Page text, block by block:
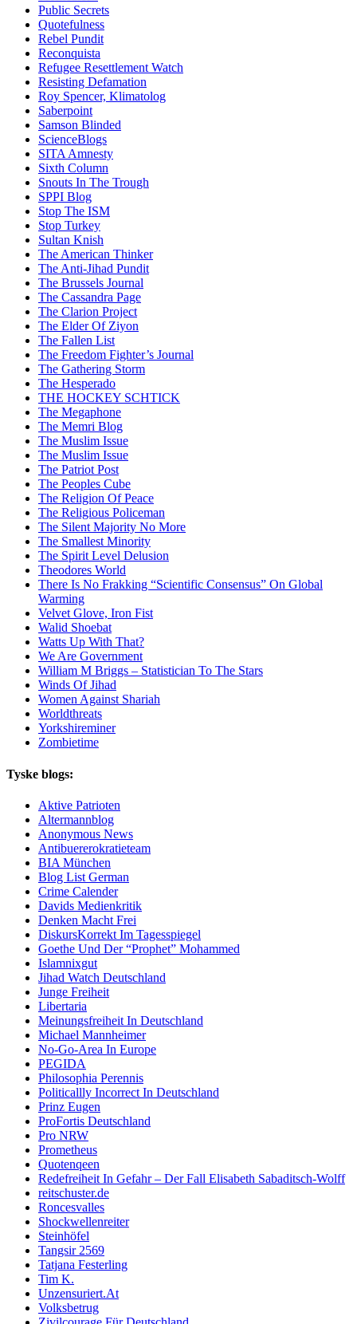
Public Secrets
Quotefulness
Rebel Pundit
Reconquista
Refugee Resettlement Watch
Resisting Defamation
Roy Spencer, Klimatolog
Saberpoint
Samson Blinded
ScienceBlogs
SITA Amnesty
Sixth Column
Snouts In The Trough
SPPI Blog
Stop The ISM
Stop Turkey
Sultan Knish
The American Thinker
The Anti-Jihad Pundit
The Brussels Journal
The Cassandra Page
The Clarion Project
The Elder Of Ziyon
The Fallen List
The Freedom Fighter’s Journal
The Gathering Storm
The Hesperado
THE HOCKEY SCHTICK
The Megaphone
The Memri Blog
The Muslim Issue
The Muslim Issue
The Patriot Post
The Peoples Cube
The Religion Of Peace
The Religious Policeman
The Silent Majority No More
The Smallest Minority
The Spirit Level Delusion
Theodores World
There Is No Frakking “Scientific Consensus” On Global
Warming
Velvet Glove, Iron Fist
Walid Shoebat
Watts Up With That?
We Are Government
William M Briggs – Statistician To The Stars
Winds Of Jihad
Women Against Shariah
Worldthreats
Yorkshireminer
Zombietime
Tyske blogs:
Aktive Patrioten
Altermannblog
Anonymous News
Antibuererokratieteam
BIA München
Blog List German
Crime Calender
Davids Medienkritik
Denken Macht Frei
DiskursKorrekt Im Tagesspiegel
Goethe Und Der “Prophet” Mohammed
Islamnixgut
Jihad Watch Deutschland
Junge Freiheit
Libertaria
Meinungsfreiheit In Deutschland
Michael Mannheimer
No-Go-Area In Europe
PEGIDA
Philosophia Perennis
Politicallly Incorrect In Deutschland
Prinz Eugen
ProFortis Deutschland
Pro NRW
Prometheus
Quotenqeen
Redefreiheit In Gefahr – Der Fall Elisabeth Sabaditsch-Wolff
reitschuster.de
Roncesvalles
Shockwellenreiter
Steinhöfel
Tangsir 2569
Tatjana Festerling
Tim K.
Unzensuriert.At
Volksbetrug